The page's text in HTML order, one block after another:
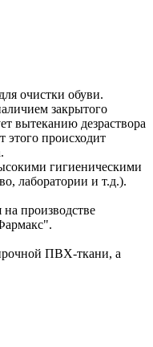
очистки обуви.
закрытого
вытеканию дезраствора
этого происходит
гигиеническими
лаборатории и т.д.).
производстве
ПВХ-ткани, а